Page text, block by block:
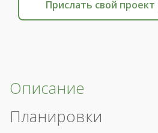
Прислать свой
Описание
Планировки